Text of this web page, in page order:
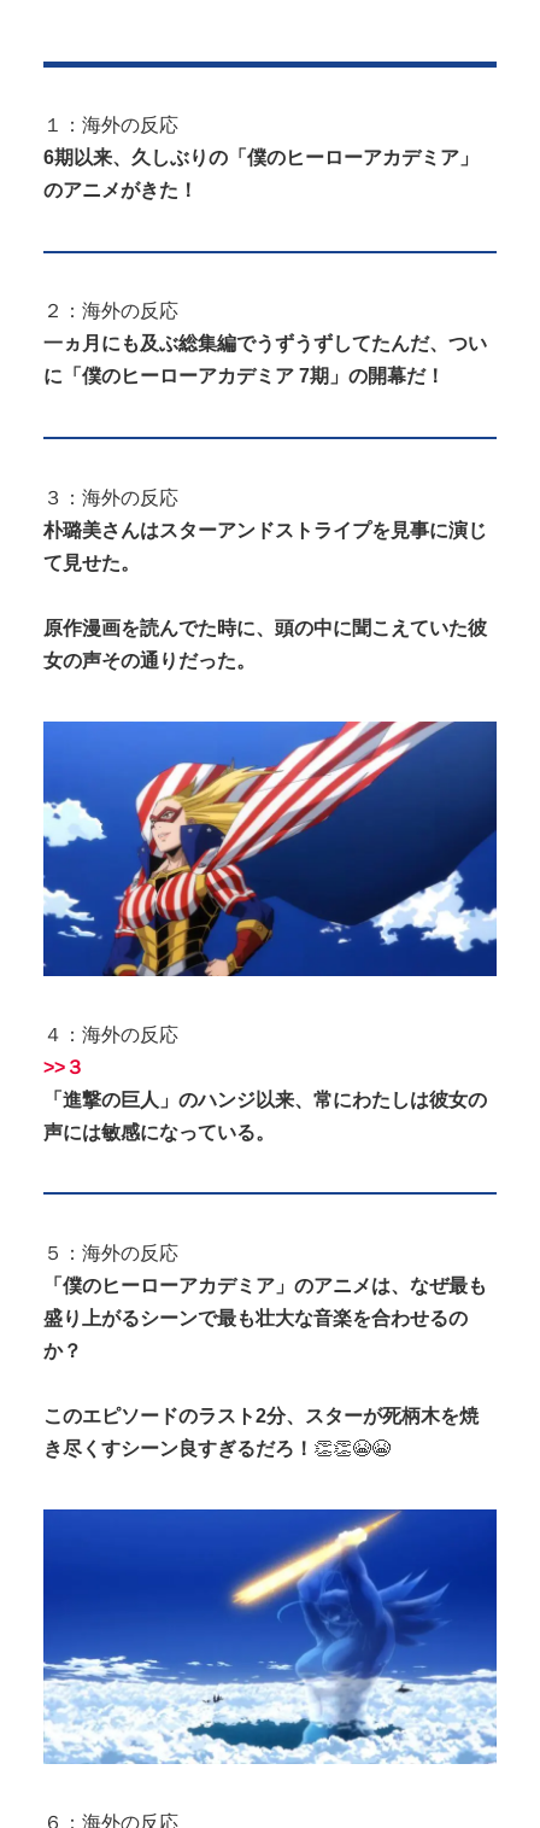
人AVで生挿入セッ○スしてしまう...
影山優佳、赤ランジェリー×網タイツがスケベ過ぎ
る！只の痴女だろ・・・
Powered by livedoor 相互RSS
１：海外の反応
6期以来、久しぶりの「僕のヒーローアカデミア」
のアニメがきた！
２：海外の反応
一ヵ月にも及ぶ総集編でうずうずしてたんだ、つい
に「僕のヒーローアカデミア 7期」の開幕だ！
３：海外の反応
朴璐美さんはスターアンドストライプを見事に演じ
て見せた。
原作漫画を読んでた時に、頭の中に聞こえていた彼
女の声その通りだった。
４：海外の反応
>>３
「進撃の巨人」のハンジ以来、常にわたしは彼女の
声には敏感になっている。
５：海外の反応
「僕のヒーローアカデミア」のアニメは、なぜ最も
盛り上がるシーンで最も壮大な音楽を合わせるの
か？
このエピソードのラスト2分、スターが死柄木を焼
き尽くすシーン良すぎるだろ！ 👏👏😭😭
６：海外の反応